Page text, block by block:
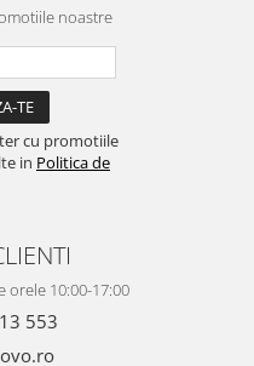
noastre
cu promotiile
in Politica de
orele 10:00-17:00
553